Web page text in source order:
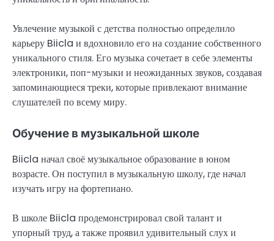
Увлечение музыкой с детства полностью определило
карьеру Biicla и вдохновило его на создание собственного
уникального стиля. Его музыка сочетает в себе элементы
электроники, поп-музыки и неожиданных звуков, создавая
запоминающиеся треки, которые привлекают внимание
слушателей по всему миру.
Обучение в музыкальной школе
Biicla начал своё музыкальное образование в юном
возрасте. Он поступил в музыкальную школу, где начал
изучать игру на фортепиано.
В школе Biicla продемонстрировал свой талант и
упорный труд, а также проявил удивительный слух и